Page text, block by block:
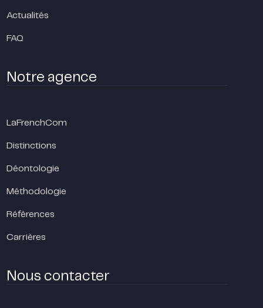
Actualités
FAQ
Notre agence
LaFrenchCom
Distinctions
Déontologie
Méthodologie
Références
Carrières
Nous contacter